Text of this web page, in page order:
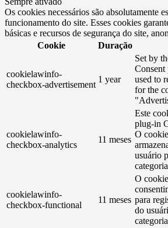
Os cookies necessários são absolutamente
funcionamento do site. Esses cookies
básicas e recursos de segurança do site,
Cookie
Duração
cookielawinfo-
checkbox-advertisement
1 year
Set by
used to
for the
cookielawinfo-
checkbox-analytics
11 meses
Este
plug-in
O
usuário
cookielawinfo-
checkbox-functional
11 meses
O
para
do